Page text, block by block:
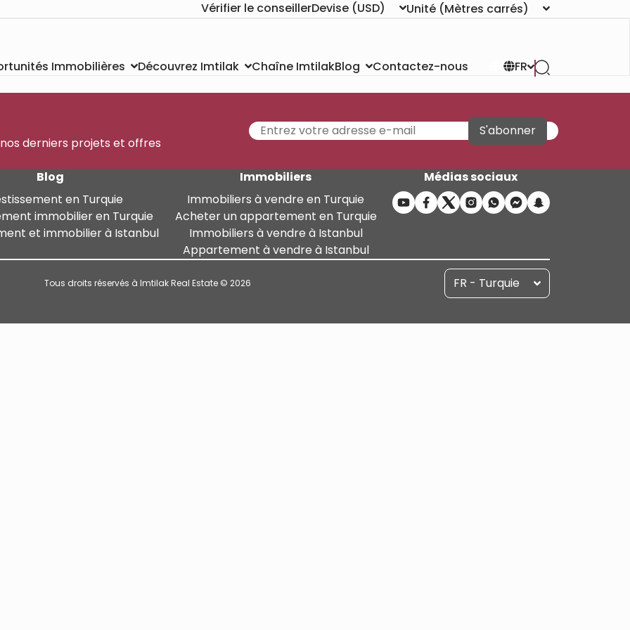
Vérifier le conseillerDevise (USD) Unité (Mètres carrés)
Immobilières Découvrez Imtilak Chaîne ImtilakBlog Contactez-nous FR
derniers projets et offres
S'abonner
Blog
en Turquie
immobilier en Turquie
et immobilier à Istanbul
Immobiliers
Immobiliers à vendre en Turquie
Acheter un appartement en Turquie
Immobiliers à vendre à Istanbul
Appartement à vendre à Istanbul
Médias sociaux
Tous droits réservés à Imtilak Real Estate © 2026 FR - Turquie